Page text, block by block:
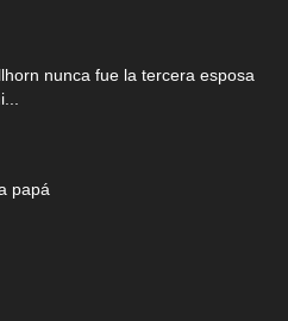
nunca fue la tercera esposa
papá